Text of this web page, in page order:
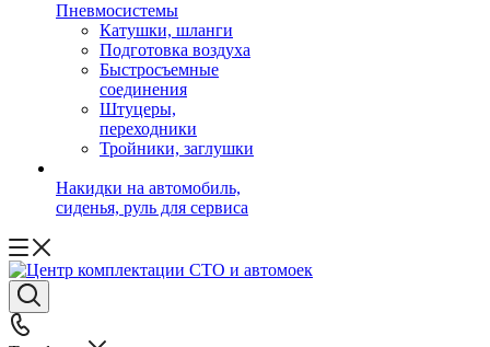
Пневмосистемы
Катушки, шланги
Подготовка воздуха
Быстросъемные
соединения
Штуцеры,
переходники
Тройники, заглушки
Накидки на автомобиль,
сиденья, руль для сервиса